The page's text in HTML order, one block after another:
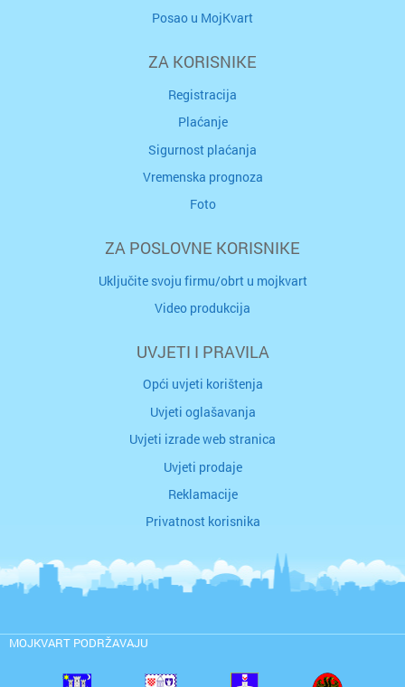
Posao u MojKvart
ZA KORISNIKE
Registracija
Plaćanje
Sigurnost plaćanja
Vremenska prognoza
Foto
ZA POSLOVNE KORISNIKE
Uključite svoju firmu/obrt u mojkvart
Video produkcija
UVJETI I PRAVILA
Opći uvjeti korištenja
Uvjeti oglašavanja
Uvjeti izrade web stranica
Uvjeti prodaje
Reklamacije
Privatnost korisnika
MOJKVART PODRŽAVAJU